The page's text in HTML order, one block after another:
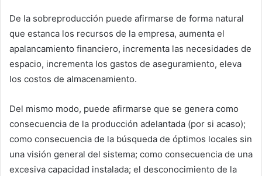
De la sobreproducción puede afirmarse de forma natural
que estanca los recursos de la empresa, aumenta el
apalancamiento financiero, incrementa las necesidades de
espacio, incrementa los gastos de aseguramiento, eleva
los costos de almacenamiento.
Del mismo modo, puede afirmarse que se genera como
consecuencia de la producción adelantada (por si acaso);
como consecuencia de la búsqueda de óptimos locales sin
una visión general del sistema; como consecuencia de una
excesiva capacidad instalada; el desconocimiento de la